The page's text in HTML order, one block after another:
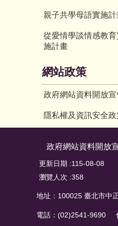
親子共學母語實施計
從愛情學談情感教育
施計畫
網站政策
政府網站資料開放宣
隱私權及資訊安全政
政府網站資料開放
更新日期
115-08-08
瀏覽人次 358
地址：100025 臺北市中
電話：(02)2541-9690